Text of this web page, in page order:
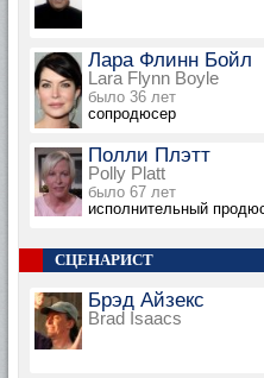
Лара Флинн Бойл
Lara Flynn Boyle
было 36 лет
сопродюсер
Полли Плэтт
Polly Platt
было 67 лет
исполнительный
СЦЕНАРИСТ
Брэд Айзекс
Brad Isaacs